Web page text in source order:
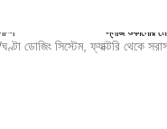
স্লাজ শুকানোর